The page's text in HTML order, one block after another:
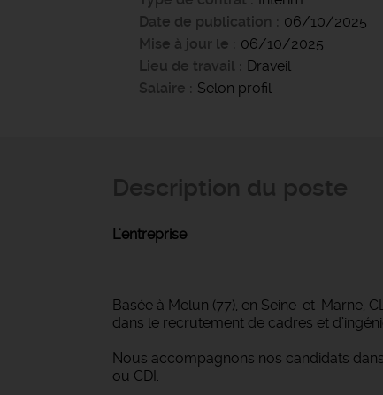
Date de publication
06/10/2025
Mise à jour le
06/10/2025
Lieu de travail
Draveil
Salaire
Selon profil
L'entreprise
Basée à Melun (77), en Seine-et-Marne,
dans le recrutement de cadres et
Nous accompagnons nos candidats
ou CDI.